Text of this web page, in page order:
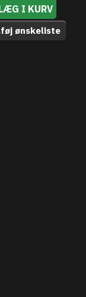
I KURV
ønskeliste